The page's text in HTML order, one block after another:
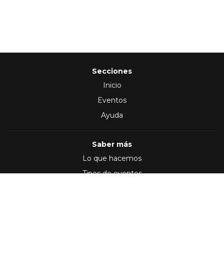
Secciones
Inicio
Eventos
Ayuda
Saber más
Lo que hacemos
Tipos de eventos